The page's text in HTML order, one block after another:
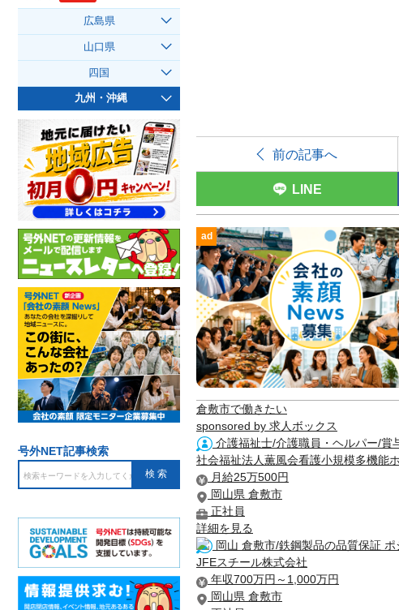
前の記事へ
LINE
ad
倉敷市で働きたい
sponsored by 求人ボックス
介護福祉士/介護職員・ヘルパー/賞
社会福祉法人薫風会看護小規模多機能
月給25万500円
岡山県 倉敷市
正社員
詳細を見る
岡山 倉敷市/鉄鋼製品の品質保証
JFEスチール株式会社
年収700万円～1,000万円
岡山県 倉敷市
広島県
山口県
四国
九州・沖縄
号外NET記事検索